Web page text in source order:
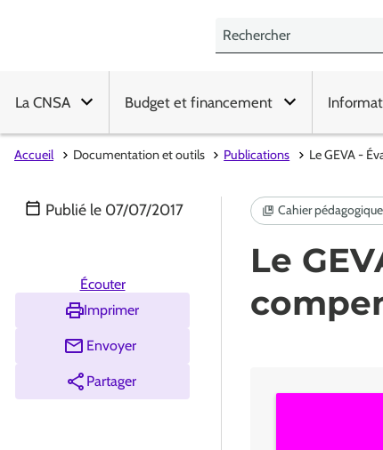
La CNSA Budget et financement
Accueil Documentation et outils Publications Le GEVA -
Le
Publié le 07/07/2017
Écouter
Imprimer
Envoyer
Partager